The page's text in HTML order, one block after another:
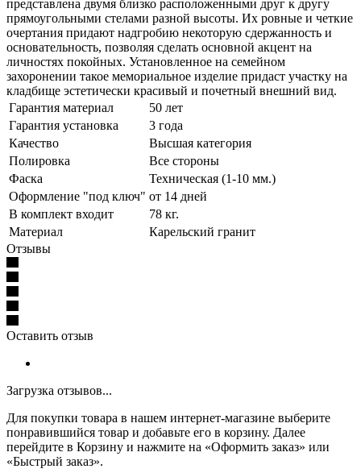
представлена двумя близко расположенными друг к другу
прямоугольными стелами разной высоты. Их ровные и четкие
очертания придают надгробию некоторую сдержанность и
основательность, позволяя сделать основной акцент на
личностях покойных. Установленное на семейном
захоронении такое мемориальное изделие придаст участку на
кладбище эстетически красивый и почетный внешний вид.
Гарантия материал
50 лет
Гарантия установка
3 года
Качество
Высшая категория
Полировка
Все стороны
Фаска
Техническая (1-10 мм.)
Оформление "под ключ" от 14 дней
В комплект входит
78 кг.
Материал
Карельский гранит
Отзывы
Оставить отзыв
Загрузка отзывов...
Для покупки товара в нашем интернет-магазине выберите
понравившийся товар и добавьте его в корзину. Далее
перейдите в Корзину и нажмите на «Оформить заказ» или
«Быстрый заказ».